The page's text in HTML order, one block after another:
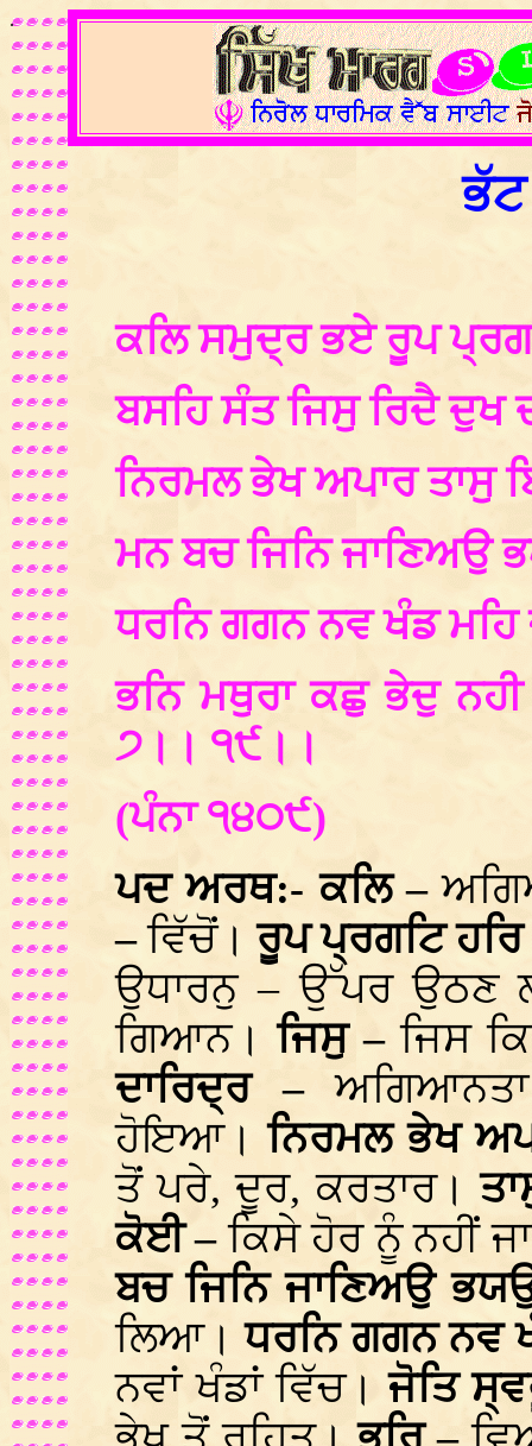
.
ਭੱਟ
ਕਲਿ ਸਮੁਦ੍ਰ ਭਏ ਰੂਪ
ਬਸਹਿ ਸੰਤ ਜਿਸੁ ਰਿਦੈ ਦੁਖ
ਨਿਰਮਲ ਭੇਖ ਅਪਾਰ ਤਾਸੁ
ਮਨ ਬਚ ਜਿਨਿ ਜਾਣਿਅਉ
ਧਰਨਿ ਗਗਨ ਨਵ ਖੰਡ ਮਹਿ
ਭਨਿ ਮਥੁਰਾ ਕਛੁ ਭੇਦੁ
੭।। ੧੯।।
(ਪੰਨਾ ੧੪੦੯)
ਪਦ ਅਰਥ:- ਕਲਿ –
–ਵਿੱਚੋਂ।ਰੂਪ ਪ੍ਰਗਟਿ
ਉਧਾਰਨੁ – ਉੱਪਰ
ਗਿਆਨ।ਜਿਸੁ –ਜਿਸ
ਦਾਰਿਦ੍ਰ –
ਹੋਇਆ।ਨਿਰਮਲ ਭੇਖ
ਤੋਂ ਪਰੇ, ਦੂਰ, ਕਰਤਾਰ।
ਕੋਈ –ਕਿਸੇ ਹੋਰ ਨੂੰ ਨਹੀਂ
ਬਚ ਜਿਨਿ ਜਾਣਿਅਉ
ਲਿਆ।ਧਰਨਿ ਗਗਨ ਨਵ
ਨਵਾਂ ਖੰਡਾਂ ਵਿੱਚ।ਜੋਤਿ